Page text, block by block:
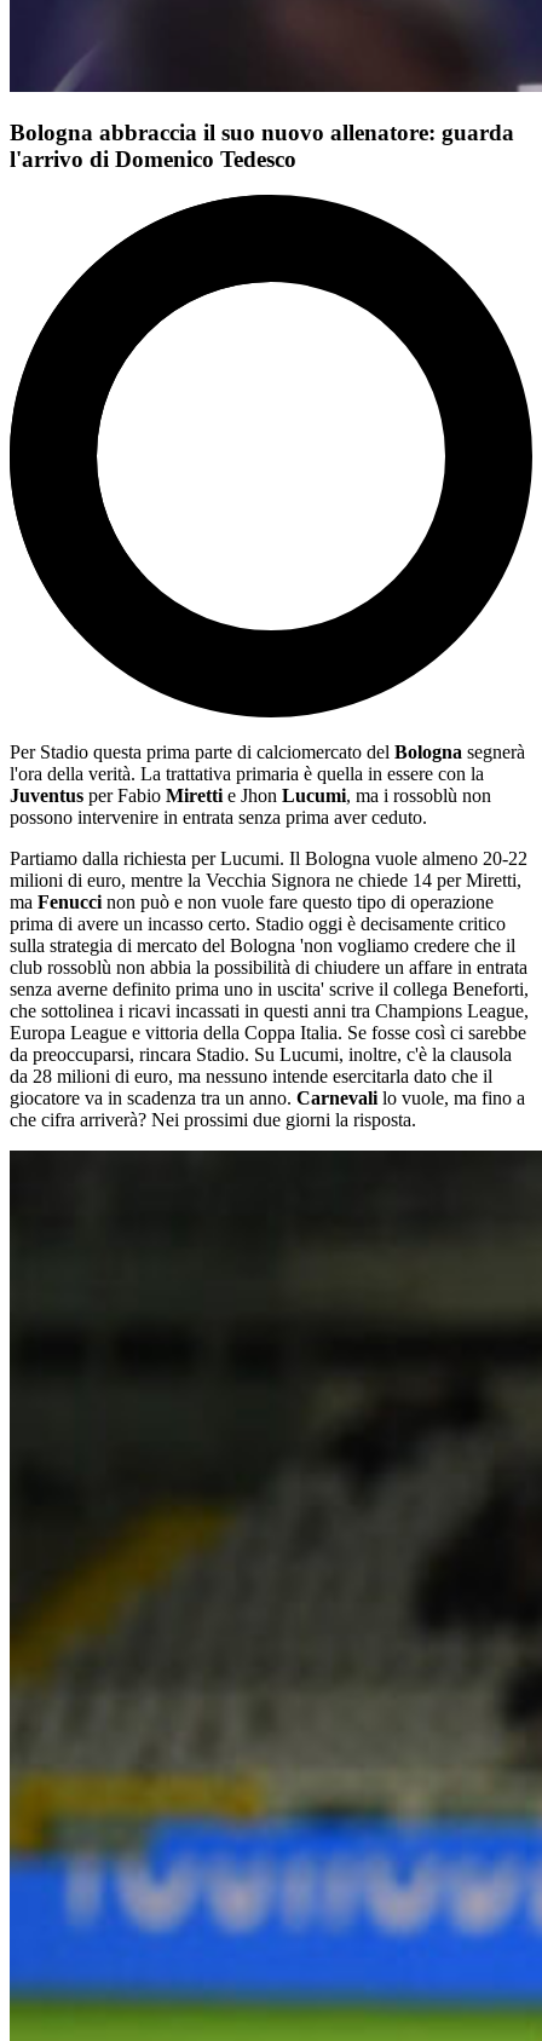
Bologna abbraccia il suo nuovo allenatore: guarda
l'arrivo di Domenico Tedesco
Per Stadio questa prima parte di calciomercato del Bologna segnerà
l'ora della verità. La trattativa primaria è quella in essere con la
Juventus per Fabio Miretti e Jhon Lucumi, ma i rossoblù non
possono intervenire in entrata senza prima aver ceduto.
Partiamo dalla richiesta per Lucumi. Il Bologna vuole almeno 20-22
milioni di euro, mentre la Vecchia Signora ne chiede 14 per Miretti,
ma Fenucci non può e non vuole fare questo tipo di operazione
prima di avere un incasso certo. Stadio oggi è decisamente critico
sulla strategia di mercato del Bologna 'non vogliamo credere che il
club rossoblù non abbia la possibilità di chiudere un affare in entrata
senza averne definito prima uno in uscita' scrive il collega Beneforti,
che sottolinea i ricavi incassati in questi anni tra Champions League,
Europa League e vittoria della Coppa Italia. Se fosse così ci sarebbe
da preoccuparsi, rincara Stadio. Su Lucumi, inoltre, c'è la clausola
da 28 milioni di euro, ma nessuno intende esercitarla dato che il
giocatore va in scadenza tra un anno. Carnevali lo vuole, ma fino a
che cifra arriverà? Nei prossimi due giorni la risposta.